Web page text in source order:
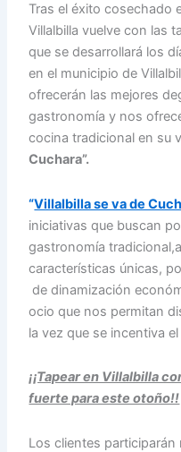
Tras el éxito cosechado
Villalbilla vuelve con las
que se desarrollará los
en el municipio de
ofrecerán las mejores
gastronomía y nos
cocina tradicional en su
Cuchara”.
“Villalbilla se va de
iniciativas que buscan
gastronomía
características únicas,
de dinamización
ocio que nos permitan
la vez que se incentiva
¡¡Tapear en Villalbilla
fuerte para este otoño!!
Los clientes